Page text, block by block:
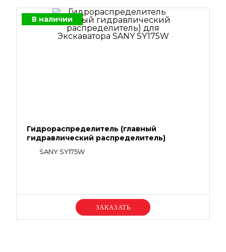
В наличии
Гидрораспределитель (главный
гидравлический распределитель)
SANY SY175W
Уточняйте цену